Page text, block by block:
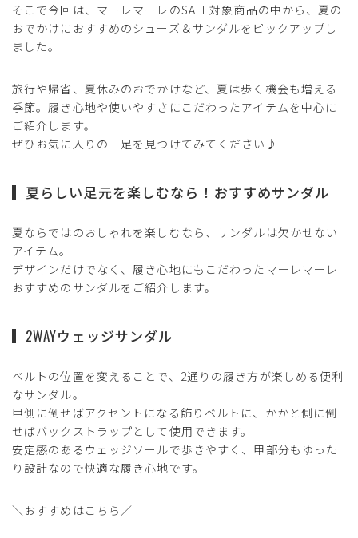
そこで今回は、マーレマーレのSALE対象商品の中から、夏の
おでかけにおすすめのシューズ＆サンダルをピックアップし
ました。
旅行や帰省、夏休みのおでかけなど、夏は歩く機会も増える
季節。履き心地や使いやすさにこだわったアイテムを中心に
ご紹介します。
ぜひお気に入りの一足を見つけてみてください♪
夏らしい足元を楽しむなら！おすすめサンダル
夏ならではのおしゃれを楽しむなら、サンダルは欠かせない
アイテム。
デザインだけでなく、履き心地にもこだわったマーレマーレ
おすすめのサンダルをご紹介します。
2WAYウェッジサンダル
ベルトの位置を変えることで、2通りの履き方が楽しめる便利
なサンダル。
甲側に倒せばアクセントになる飾りベルトに、かかと側に倒
せばバックストラップとして使用できます。
安定感のあるウェッジソールで歩きやすく、甲部分もゆった
り設計なので快適な履き心地です。
＼おすすめはこちら／